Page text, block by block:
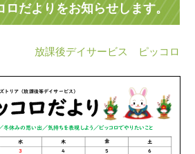
だよりをお知らせします。
放課後デイサービス ピッコロ